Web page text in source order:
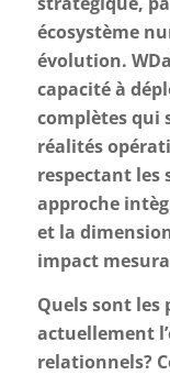
écosystème
évolution.
capacité à
complètes qui
réalités
respectant
approche
et la
impact
Quels sont
actuellement
relationnels?